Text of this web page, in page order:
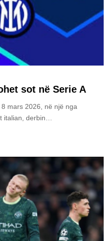
sot në Serie A
mars 2026, në një nga
italian, derbin…